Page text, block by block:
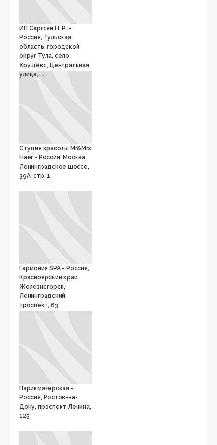
ИП Саргсян Н. Р. -
Россия, Тульская
область, городской
округ Тула, село
Хрущёво, Центральная
улица, ...
Студия красоты Mr&Mrs
Haer - Россия, Москва,
Ленинградское шоссе,
39А, стр. 1
Гармония SPA - Россия,
Красноярский край,
Железногорск,
Ленинградский
проспект, 63
Парикмахерская -
Россия, Ростов-на-
Дону, проспект Ленина,
125